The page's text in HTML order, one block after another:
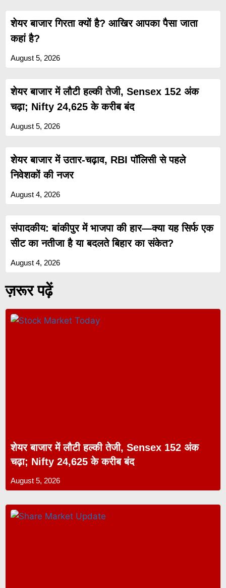
शेयर बाजार गिरता क्यों है? आखिर आपका पैसा जाता
कहां है?
August 5, 2026
शेयर बाजार में लौटी हल्की तेजी, Sensex 152 अंक
चढ़ा; Nifty 24,625 के करीब बंद
August 5, 2026
शेयर बाजार में उतार-चढ़ाव, RBI पॉलिसी से पहले
निवेशकों की नजर
August 4, 2026
संपादकीय: बांकीपुर में भाजपा की हार—क्या यह सिर्फ एक
सीट का नतीजा है या बदलते बिहार का संकेत?
August 4, 2026
ज़रूर पढ़ें
शेयर बाजार में लौटी हल्की तेजी, Sensex 152 अंक
चढ़ा; Nifty 24,625 के करीब बंद
August 5, 2026